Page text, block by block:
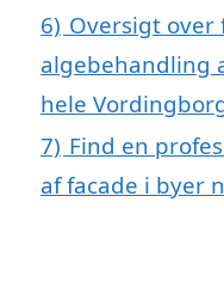
6) Oversigt over
algebehandling
hele
7) Find en
af facade i byer